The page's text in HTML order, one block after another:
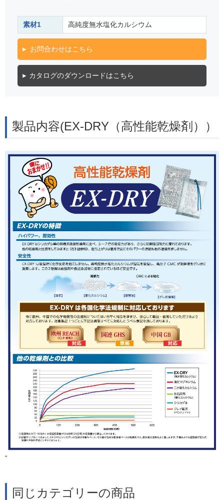
素材1 高純度無水塩化カルシウム
お問合わせはこちら
カタログのダウンロードはこちら
製品内容(EX-DRY（高性能乾燥剤））
"
同じカテゴリーの商品